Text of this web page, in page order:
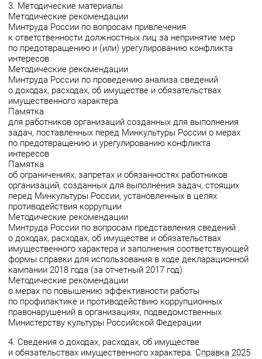
3. Методические материалы
Методические рекомендации
Минтруда России по вопросам привлечения
к ответственности должностных лиц за непринятие мер
по предотвращению и (или) урегулированию конфликта
интересов
Методические рекомендации
Минтруда России по проведению анализа сведений
о доходах, расходах, об имуществе и обязательствах
имущественного характера
Памятка
для работников организаций созданных для выполнения
задач, поставленных перед Минкультуры России о мерах
по предотвращению и урегулированию конфликта
интересов
Памятка
об ограничениях, запретах и обязанностях работников
организаций, созданных для выполнения задач, стоящих
перед Минкультуры России, установленных в целях
противодействия коррупции
Методические рекомендации
Минтруда России по вопросам представления сведений
о доходах, расходах, об имуществе и обязательствах
имущественного характера и заполнения соответствующей
формы справки для использования в ходе декларационной
кампании 2018 года (за отчетный 2017 год)
Методические рекомендации
о мерах по повышению эффективности работы
по профилактике и противодействию коррупционных
правонарушений в организациях, подведомственных
Министерству культуры Российской Федерации
4. Сведения о доходах, расходах, об имуществе
и обязательствах имущественного характера. Справка 2025